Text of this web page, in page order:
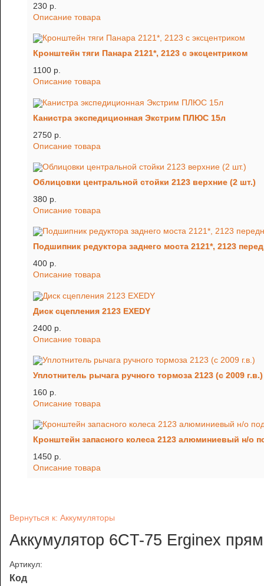
230 p.
Описание товара
Кронштейн тяги Панара 2121*, 2123 с эксцентриком
1100 p.
Описание товара
Канистра экспедиционная Экстрим ПЛЮС 15л
2750 p.
Описание товара
Облицовки центральной стойки 2123 верхние (2 шт.)
380 p.
Описание товара
Подшипник редуктора заднего моста 2121*, 2123
400 p.
Описание товара
Диск сцепления 2123 EXEDY
2400 p.
Описание товара
Уплотнитель рычага ручного тормоза 2123 (c 2009 г.в.)
160 p.
Описание товара
Кронштейн запасного колеса 2123 алюминиевый н/о
1450 p.
Описание товара
Вернуться к: Аккумуляторы
Аккумулятор 6CT-75 Erginex
Артикул:
Код